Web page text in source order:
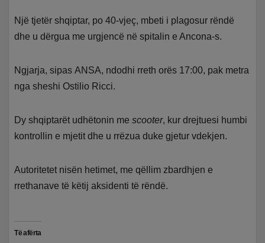
Një tjetër shqiptar, po 40-vjeç, mbeti i plagosur rëndë
dhe u dërgua me urgjencë në spitalin e Ancona-s.
Ngjarja, sipas ANSA, ndodhi rreth orës 17:00, pak metra
nga sheshi Ostilio Ricci.
Dy shqiptarët udhëtonin mescooter, kur drejtuesi humbi
kontrollin e mjetit dhe u rrëzua duke gjetur vdekjen.
Autoritetet nisën hetimet, me qëllim zbardhjen e
rrethanave të këtij aksidenti të rëndë.
Të afërta